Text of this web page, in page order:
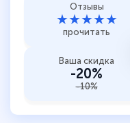
Отзывы
★★★★★
прочитать
Ваша скидка
-20%
-10%